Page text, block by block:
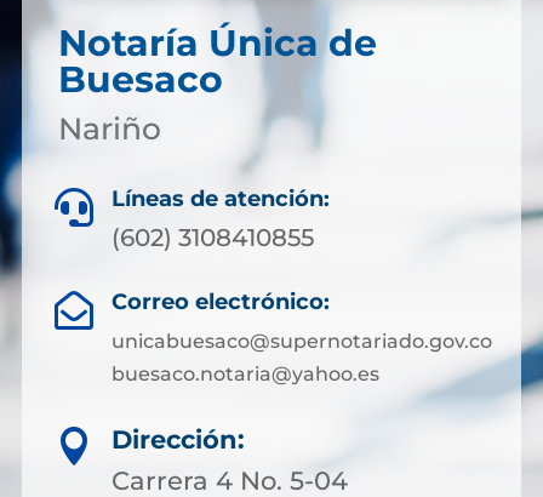
Notaría Única de
Buesaco
Nariño
 Líneas de atención:
(602) 3108410855
 Correo electrónico:
unicabuesaco@supernotariado.gov.co
buesaco.notaria@yahoo.es

Dirección:
Carrera 4 No. 5-04